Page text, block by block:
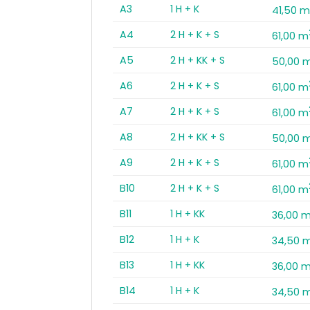
A3 1 H + K
41,50 m
A4
2 H + K + S 61,00 m
A5 2 H + KK + S
50,00
A6
2 H + K + S 61,00 m
A7 2 H + K + S 61,00 m
A8 2 H + KK + S
50,00
A9
2 H + K + S 61,00 m
B10 2 H + K + S 61,00 m
B11 1 H + KK
36,00
B12
1 H + K
34,50
B13
1 H + KK
36,00
B14
1 H + K
34,50